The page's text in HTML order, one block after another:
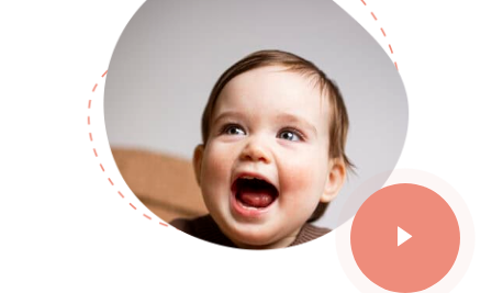
Ontvang 10% korting op je eerste bestelling en geniet
van schattige en comfortabele babyproducten.
Nu shoppen